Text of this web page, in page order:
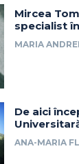
Mircea
specialist
MARIA
De aici
ANA-MARIA